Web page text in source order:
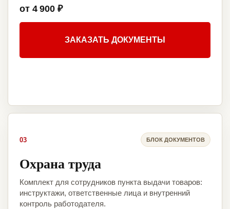
от 4 900 ₽
ЗАКАЗАТЬ ДОКУМЕНТЫ
03 БЛОК ДОКУМЕНТОВ
Охрана труда
Комплект для сотрудников пункта выдачи товаров:
инструктажи, ответственные лица и внутренний
контроль работодателя.